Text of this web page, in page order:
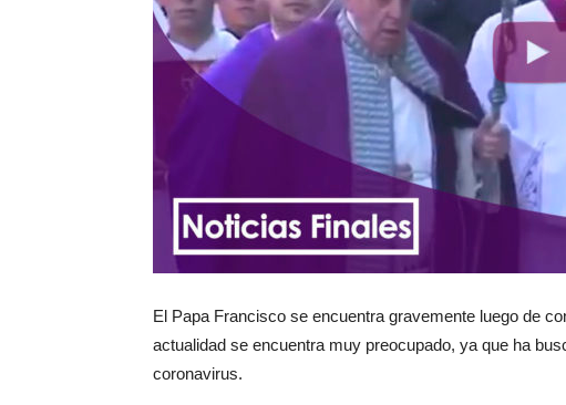
El Papa Francisco se encuentra gravemente luego de
actualidad se encuentra muy preocupado, ya que ha
coronavirus.